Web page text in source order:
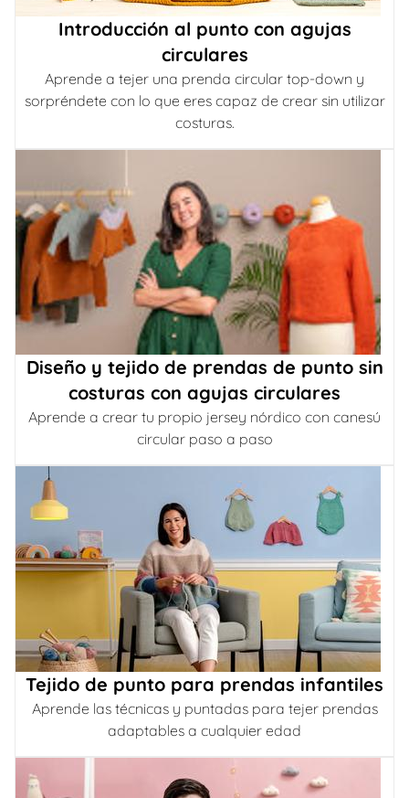
Introducción al punto con agujas
circulares
Aprende a tejer una prenda circular top-down y
sorpréndete con lo que eres capaz de crear sin utilizar
costuras.
Diseño y tejido de prendas de punto sin
costuras con agujas circulares
Aprende a crear tu propio jersey nórdico con canesú
circular paso a paso
Tejido de punto para prendas infantiles
Aprende las técnicas y puntadas para tejer prendas
adaptables a cualquier edad